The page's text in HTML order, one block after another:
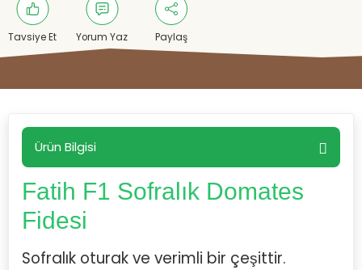
Tavsiye Et Yorum Yaz Paylaş
Ürün Bilgisi
Fatih F1 Sofralık Domates
Fidesi
Sofralık oturak ve verimli bir çeşittir.